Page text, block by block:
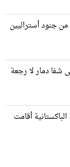
جنود أستراليين
شفا دمار لا رجعة
أقامت